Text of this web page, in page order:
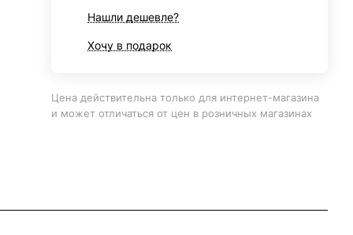
Нашли дешевле?
Хочу в подарок
Цена действительна только для интернет-магазина
и может отличаться от цен в розничных магазинах